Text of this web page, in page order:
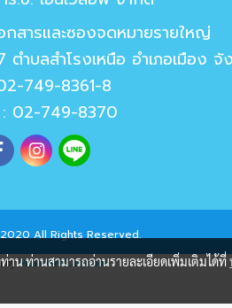
สารและซองจดหมายรายใหญ่
ำบลสำโรงเหนือ อำเภอเมือง
749-8361-8
02-749-8370
All Rights Reserved.
byMakeWebEasy.com
าน ท่านสามารถอ่านรายละเอียดเพิ่มเติมได้ที่